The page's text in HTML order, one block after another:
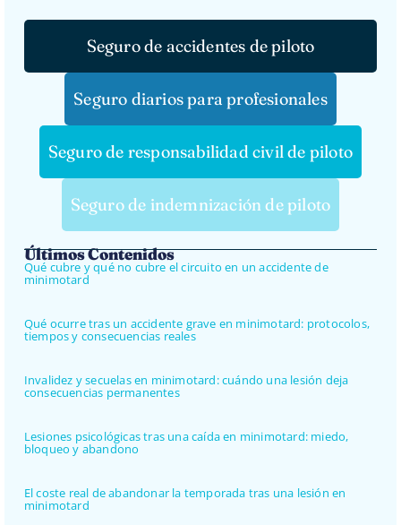
Seguro de accidentes de piloto
Seguro diarios para profesionales
Seguro de responsabilidad civil de piloto
Seguro de indemnización de piloto
Últimos Contenidos
Qué cubre y qué no cubre el circuito en un accidente de
minimotard
Qué ocurre tras un accidente grave en minimotard: protocolos,
tiempos y consecuencias reales
Invalidez y secuelas en minimotard: cuándo una lesión deja
consecuencias permanentes
Lesiones psicológicas tras una caída en minimotard: miedo,
bloqueo y abandono
El coste real de abandonar la temporada tras una lesión en
minimotard